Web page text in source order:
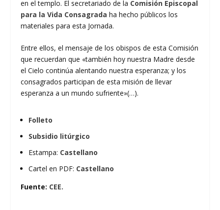
en el templo. El secretariado de la Comisión Episcopal
para la Vida Consagrada ha hecho públicos los
materiales para esta Jornada.
Entre ellos, el mensaje de los obispos de esta Comisión
que recuerdan que «también hoy nuestra Madre desde
el Cielo continúa alentando nuestra esperanza; y los
consagrados participan de esta misión de llevar
esperanza a un mundo sufriente»(…).
Folleto
Subsidio litúrgico
Estampa: Castellano
Cartel en PDF: Castellano
Fuente: CEE.